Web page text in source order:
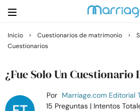
Buscar
Inicio › Cuestionarios de matrimonio ›
Cuestionarios
¿Fue Solo Un Cuestionario
Por Marriage.com Editorial
15 Preguntas | Intentos